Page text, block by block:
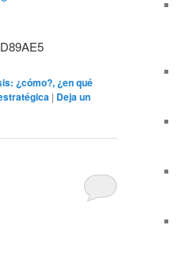
¿cómo?, ¿en qué
| Deja un